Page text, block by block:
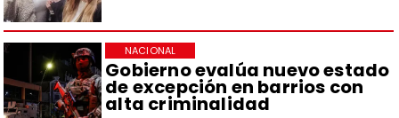
Gobierno evalúa nuevo estado
de excepción en barrios con
alta criminalidad
NACIONAL